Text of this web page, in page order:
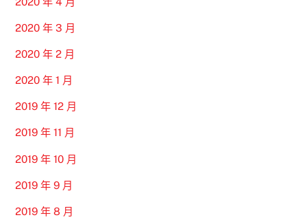
2020 年 3 月
2020 年 2 月
2020 年 1 月
2019 年 12 月
2019 年 11 月
2019 年 10 月
2019 年 9 月
2019 年 8 月